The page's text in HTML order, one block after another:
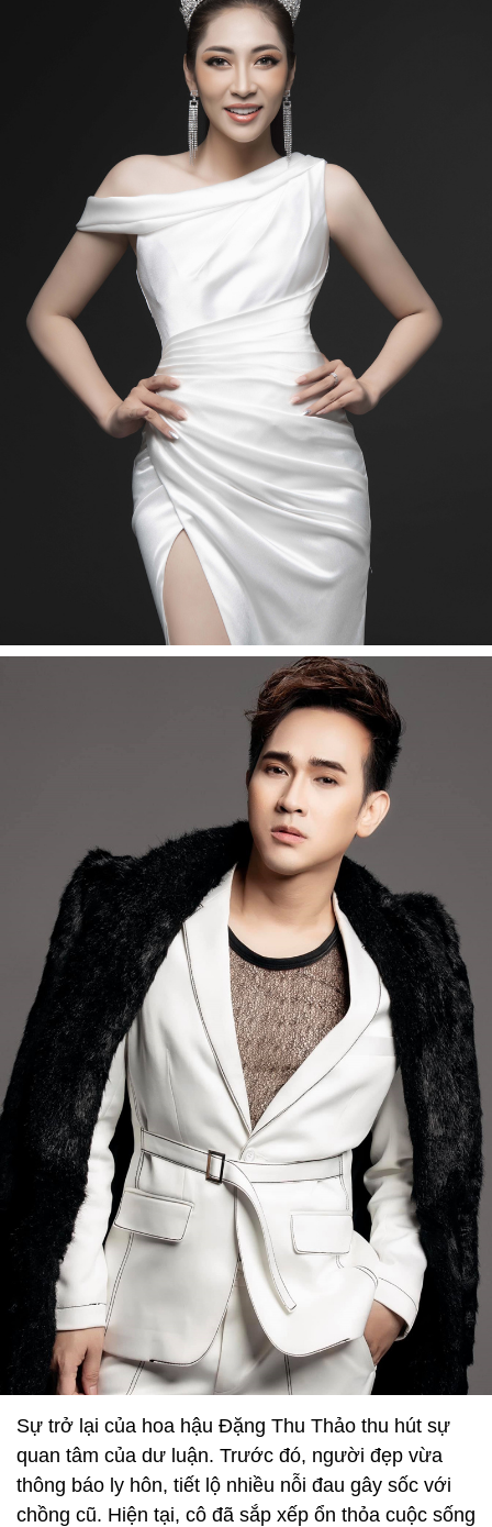
Sự trở lại của hoa hậu Đặng Thu Thảo thu hút sự
quan tâm của dư luận. Trước đó, người đẹp vừa
thông báo ly hôn, tiết lộ nhiều nỗi đau gây sốc với
chồng cũ. Hiện tại, cô đã sắp xếp ổn thỏa cuộc sống